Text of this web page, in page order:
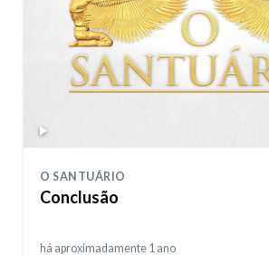
O SANTUÁRIO
Conclusão
há aproximadamente 1 ano